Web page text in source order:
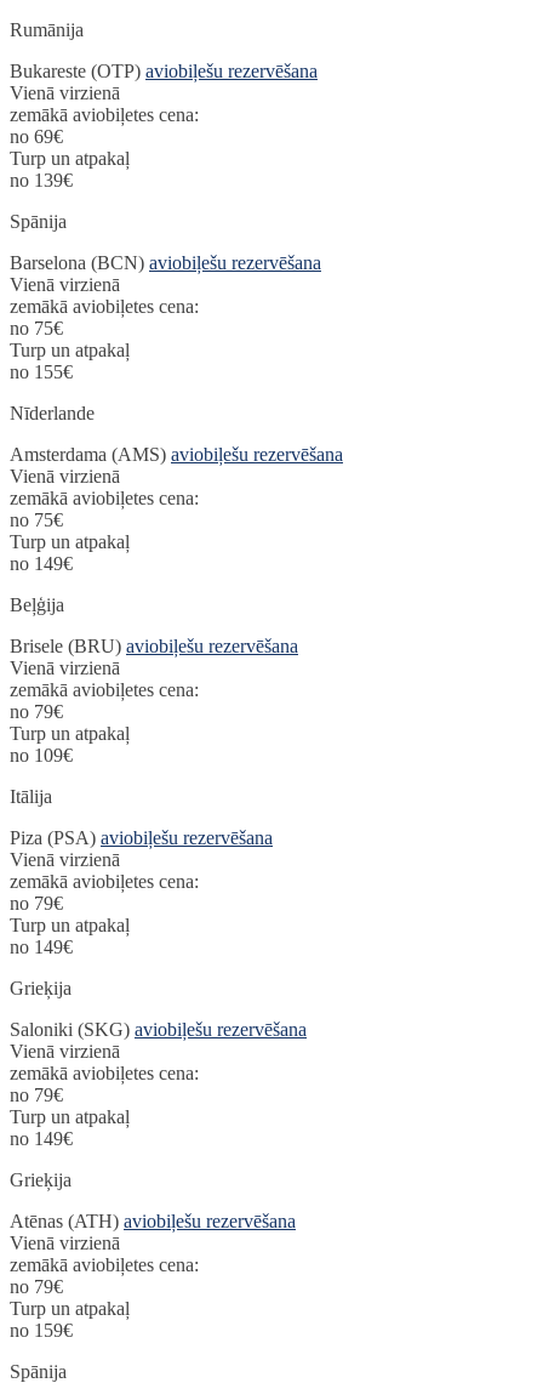
Rumānija
Bukareste (OTP) aviobiļešu rezervēšana
Vienā virzienā
zemākā aviobiļetes cena:
no 69€
Turp un atpakaļ
no 139€
Spānija
Barselona (BCN) aviobiļešu rezervēšana
Vienā virzienā
zemākā aviobiļetes cena:
no 75€
Turp un atpakaļ
no 155€
Nīderlande
Amsterdama (AMS) aviobiļešu rezervēšana
Vienā virzienā
zemākā aviobiļetes cena:
no 75€
Turp un atpakaļ
no 149€
Beļģija
Brisele (BRU) aviobiļešu rezervēšana
Vienā virzienā
zemākā aviobiļetes cena:
no 79€
Turp un atpakaļ
no 109€
Itālija
Piza (PSA) aviobiļešu rezervēšana
Vienā virzienā
zemākā aviobiļetes cena:
no 79€
Turp un atpakaļ
no 149€
Grieķija
Saloniki (SKG) aviobiļešu rezervēšana
Vienā virzienā
zemākā aviobiļetes cena:
no 79€
Turp un atpakaļ
no 149€
Grieķija
Atēnas (ATH) aviobiļešu rezervēšana
Vienā virzienā
zemākā aviobiļetes cena:
no 79€
Turp un atpakaļ
no 159€
Spānija